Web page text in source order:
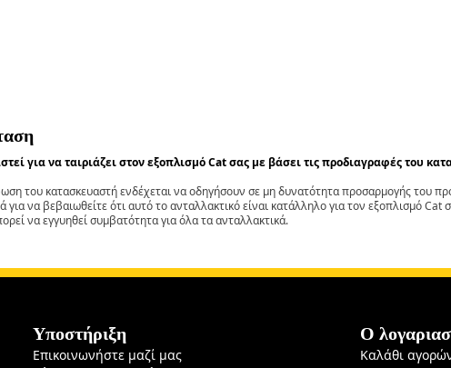
για να ταιριάζει στον εξοπλισμό Cat σας με βάσει τις προδιαγραφές του
του κατασκευαστή ενδέχεται να οδηγήσουν σε μη δυνατότητα προσαρμογής του
να βεβαιωθείτε ότι αυτό το ανταλλακτικό είναι κατάλληλο για τον εξοπλισμό
να εγγυηθεί συμβατότητα για όλα τα ανταλλακτικά.
Υποστήριξη
Επικοινωνήστε μαζί μας
Ο
Καλάθι